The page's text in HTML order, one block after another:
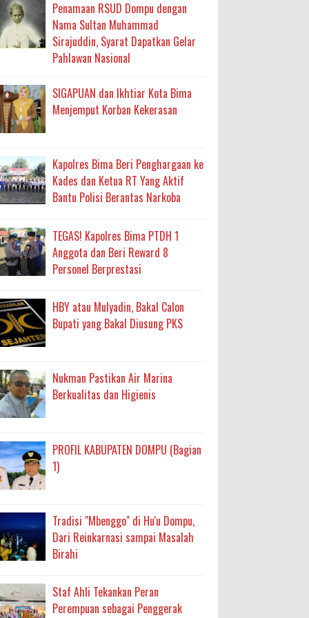
Layanan Berjalan Bertahap
Bantuan BSPS
2027 ke BPJN NTB
Pelaksanaan APBD Kota Bima
Kepercayaan Rakyat Landasan Utama
Air Bersih
Siap Edar
Penamaan RSUD Dompu dengan
Nama Sultan Muhammad
Sirajuddin, Syarat Dapatkan Gelar
Pahlawan Nasional
SIGAPUAN dan Ikhtiar Kota Bima
Menjemput Korban Kekerasan
Kapolres Bima Beri Penghargaan ke
Kades dan Ketua RT Yang Aktif
Bantu Polisi Berantas Narkoba
TEGAS! Kapolres Bima PTDH 1
Anggota dan Beri Reward 8
Personel Berprestasi
HBY atau Mulyadin, Bakal Calon
Bupati yang Bakal Diusung PKS
Nukman Pastikan Air Marina
Berkualitas dan Higienis
PROFIL KABUPATEN DOMPU (Bagian
1)
Tradisi "Mbenggo" di Hu'u Dompu,
Dari Reinkarnasi sampai Masalah
Birahi
Staf Ahli Tekankan Peran
Perempuan sebagai Penggerak